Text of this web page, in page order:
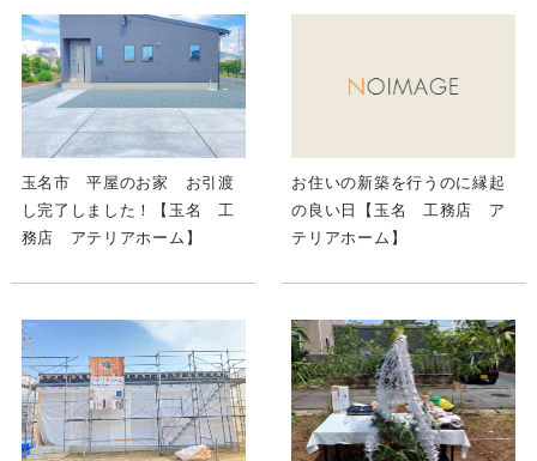
玉名市 平屋のお家 お引渡
し完了しました！【玉名 工
務店 アテリアホーム】
お住いの新築を行うのに縁起
の良い日【玉名 工務店 ア
テリアホーム】